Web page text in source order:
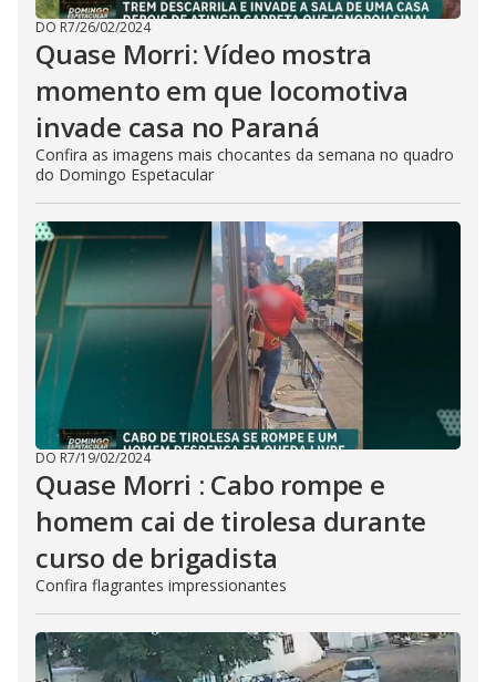
DO R7/26/02/2024
Quase Morri: Vídeo mostra
momento em que locomotiva
invade casa no Paraná
Confira as imagens mais chocantes da semana no quadro
do Domingo Espetacular
DO R7/19/02/2024
Quase Morri : Cabo rompe e
homem cai de tirolesa durante
curso de brigadista
Confira flagrantes impressionantes